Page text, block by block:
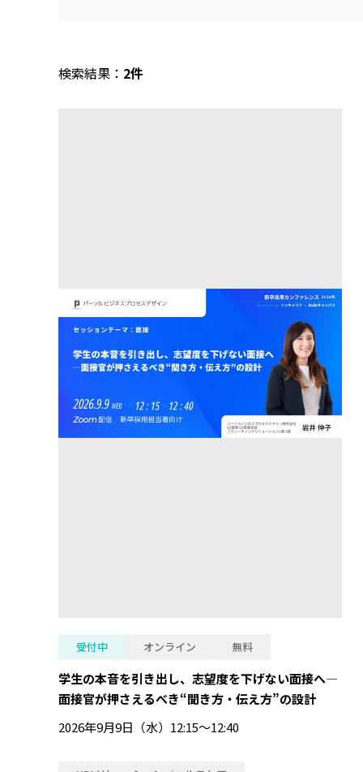
検索結果： 2件
受付中 オンライン 無料
学生の本音を引き出し、志望度を下げない面接へ―
面接官が押さえるべき“聞き方・伝え方”の設計
2026年9月9日（水）12:15～12:40